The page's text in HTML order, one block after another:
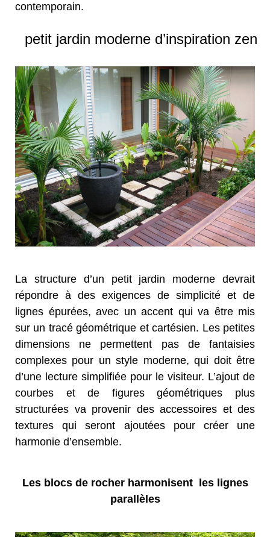
contemporain.
petit jardin moderne d’inspiration zen
La structure d’un petit jardin moderne devrait
répondre à des exigences de simplicité et de
lignes épurées, avec un accent qui va être mis
sur un tracé géométrique et cartésien. Les petites
dimensions ne permettent pas de fantaisies
complexes pour un style moderne, qui doit être
d’une lecture simplifiée pour le visiteur. L’ajout de
courbes et de figures géométriques plus
structurées va provenir des accessoires et des
textures qui seront ajoutées pour créer une
harmonie d’ensemble.
Les blocs de rocher harmonisent les lignes
parallèles